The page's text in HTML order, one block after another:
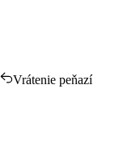
Vrátenie peňazí